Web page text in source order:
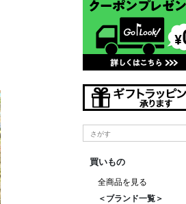
買いもの
全商品を見る
＜ブランド一覧＞